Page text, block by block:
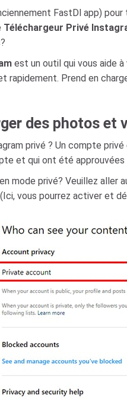
FastDl app)
Téléchargeur Privé
est un outil qui vous aide
rapidement. Prend en
des photos et
privé ? Un compte
et qui ont été
mode privé? Veuillez
vous pourrez activer et